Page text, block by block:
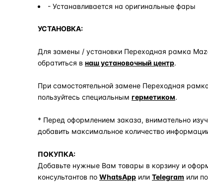
- Устанавливается на оригинальные фары
УСТАНОВКА:
Для замены / установки Переходная рамка
обратиться в наш установочный центр.
При самостоятельной замене Переходная
пользуйтесь специальным герметиком.
* Перед оформлением заказа, внимательно
добавить максимальное количество
ПОКУПКА:
Добавьте нужные Вам товары в корзину и
консультантов по WhatsApp или Telegram или